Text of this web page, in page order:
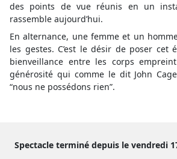
des points de vue réunis en un
rassemble aujourd’hui.
En alternance, une femme et un
les gestes. C’est le désir de poser cet
bienveillance entre les corps
générosité qui comme le dit John
“nous ne possédons rien”.
Spectacle terminé depuis le vendredi